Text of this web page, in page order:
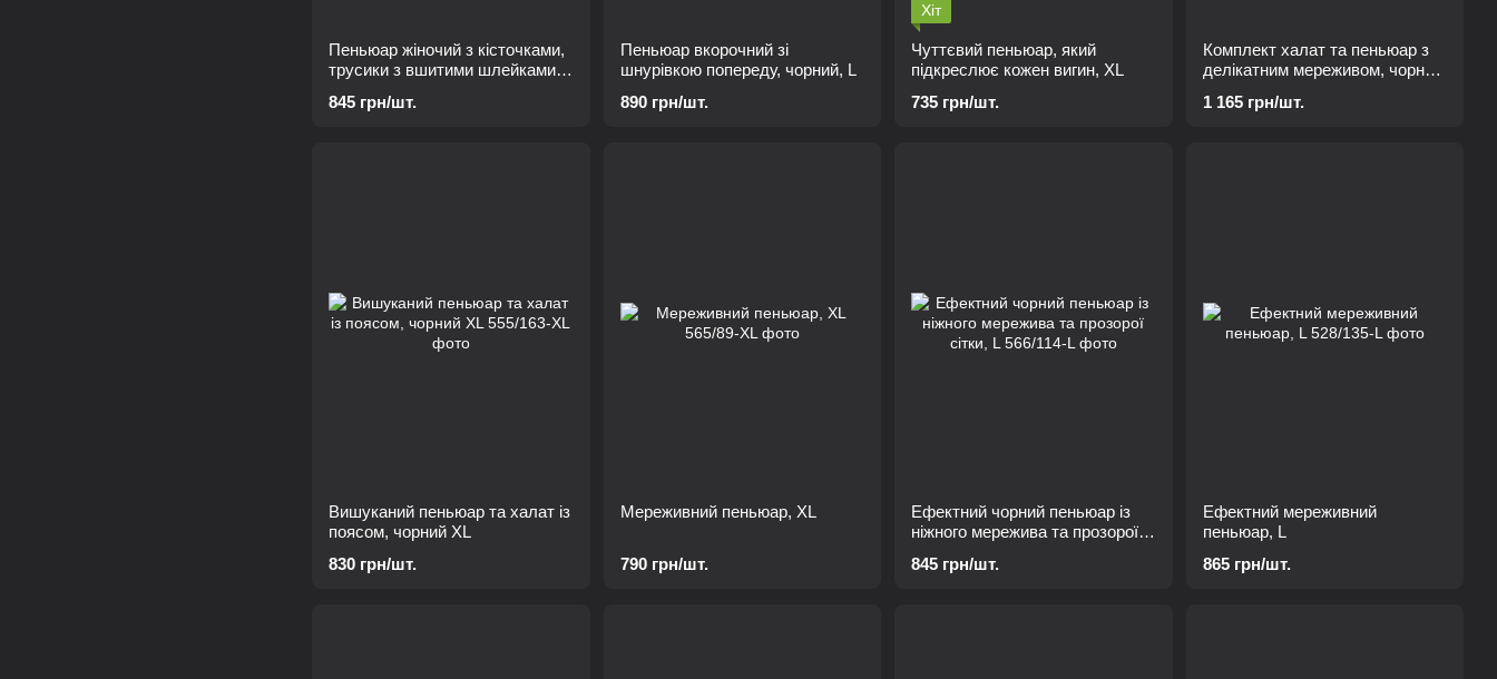
Пеньюар жіночий з кісточками,
трусики з вшитими шлейками
845 грн/шт.
Пеньюар вкорочний зі
шнурівкою попереду, чорний, L
890 грн/шт.
Хіт
Чуттєвий пеньюар, який
підкреслює кожен вигин, XL
735 грн/шт.
Комплект халат та пеньюар з
делікатним мереживом, чорний,
1 165 грн/шт.
Вишуканий пеньюар та халат із
поясом, чорний XL
830 грн/шт.
Мереживний пеньюар, XL
790 грн/шт.
Ефектний чорний пеньюар із
ніжного мережива та прозорої
845 грн/шт.
Ефектний мереживний
пеньюар, L
865 грн/шт.